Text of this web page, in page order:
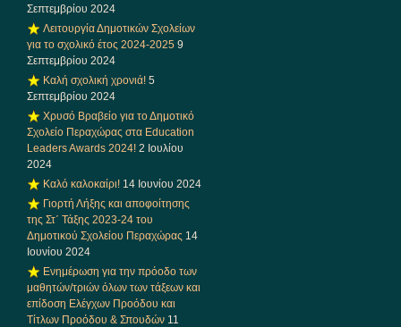
Σεπτεμβρίου 2024
Λειτουργία Δημοτικών Σχολείων
για το σχολικό έτος 2024-2025 9
Σεπτεμβρίου 2024
Καλή σχολική χρονιά! 5
Σεπτεμβρίου 2024
Χρυσό Βραβείο για το Δημοτικό
Σχολείο Περαχώρας στα Education
Leaders Awards 2024! 2 Ιουλίου
2024
Καλό καλοκαίρι! 14 Ιουνίου 2024
Γιορτή Λήξης και αποφοίτησης
της Στ΄ Τάξης 2023-24 του
Δημοτικού Σχολείου Περαχώρας 14
Ιουνίου 2024
Ενημέρωση για την πρόοδο των
μαθητών/τριών όλων των τάξεων και
επίδοση Ελέγχων Προόδου και
Τίτλων Προόδου & Σπουδών 11